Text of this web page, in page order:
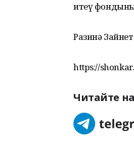
итеү
Разинә
https://
Читайте